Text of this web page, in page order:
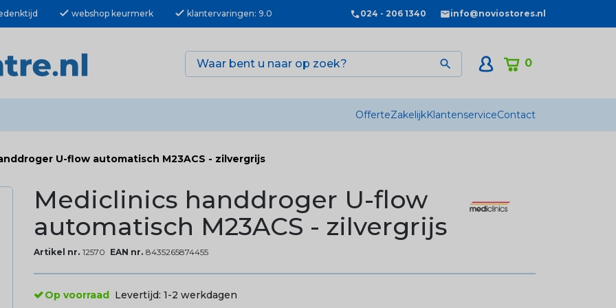
check webshop keurmerk check klantervaringen: 9.0 024 - 206 1340 info@noviostores.nl
0

OfferteZakelijkKlantenserviceContact
U-flow automatisch M23ACS - zilvergrijs
Mediclinics handdroger U-flow
automatisch M23ACS - zilvergrijs
Artikel nr. 12570 EAN nr. 8435265874455
Op voorraad Levertijd: 1-2 werkdagen